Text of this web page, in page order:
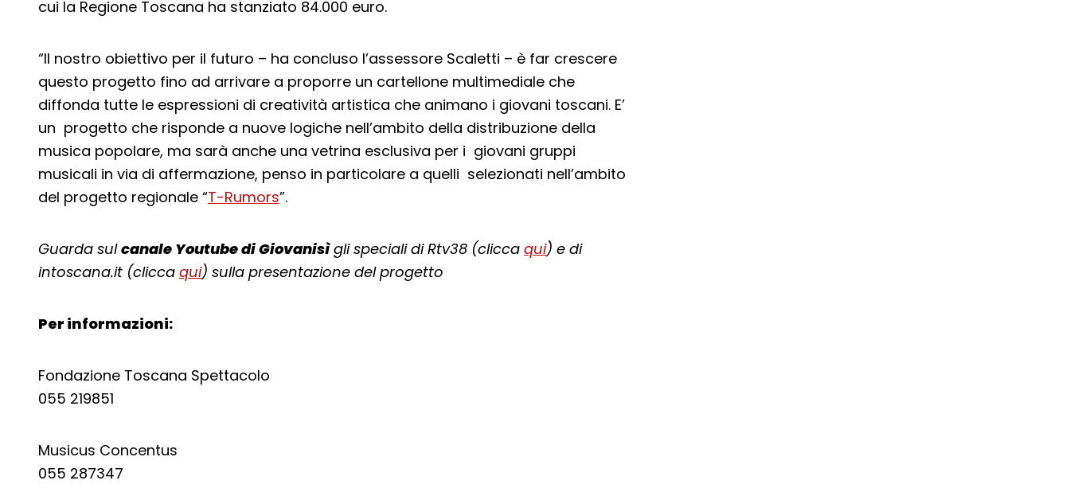
cui la Regione Toscana ha stanziato 84.000 euro.
“Il nostro obiettivo per il futuro – ha concluso l’assessore Scaletti – è far crescere
questo progetto fino ad arrivare a proporre un cartellone multimediale che
diffonda tutte le espressioni di creatività artistica che animano i giovani toscani. E’
un progetto che risponde a nuove logiche nell’ambito della distribuzione della
musica popolare, ma sarà anche una vetrina esclusiva per i giovani gruppi
musicali in via di affermazione, penso in particolare a quelli selezionati nell’ambito
del progetto regionale “T-Rumors”.
Guarda sulcanale Youtube di Giovanisìgli speciali di Rtv38 (clicca qui) e di
intoscana.it (clicca qui) sulla presentazione del progetto
Per informazioni:
Fondazione Toscana Spettacolo
055 219851
Musicus Concentus
055 287347